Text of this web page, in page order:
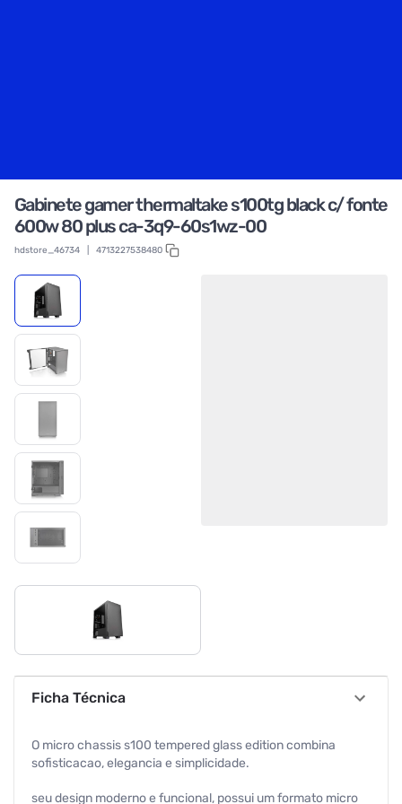
Gabinete gamer thermaltake s100tg black c/ fonte
600w 80 plus ca-3q9-60s1wz-00
hdstore_46734 4713227538480
Ficha Técnica
O micro chassis s100 tempered glass edition combina
sofisticacao, elegancia e simplicidade.
seu design moderno e funcional, possui um formato micro